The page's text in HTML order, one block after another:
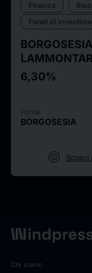
Finanza
Fondi di
6,30%
Fonte
BORGOSESIA
target Scopri
Chi siamo